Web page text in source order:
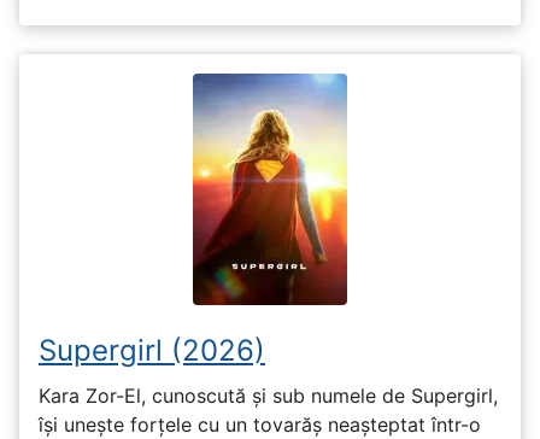
Supergirl (2026)
Kara Zor-El, cunoscută și sub numele de Supergirl,
își unește forțele cu un tovarăș neașteptat într-o